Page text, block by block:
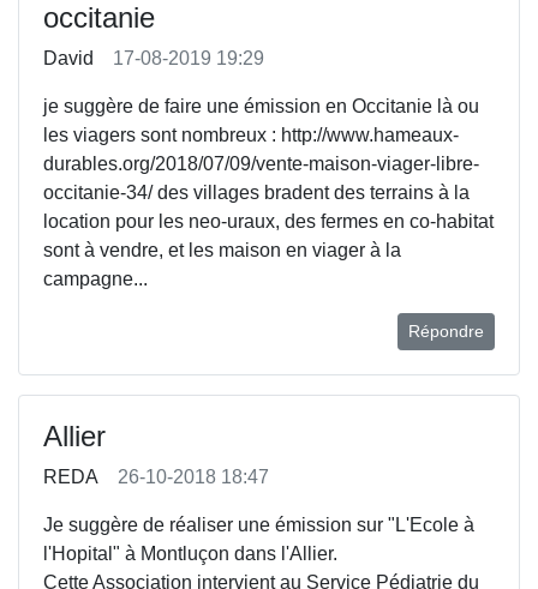
occitanie
David 17-08-2019 19:29
je suggère de faire une émission en Occitanie là ou
les viagers sont nombreux : http://www.hameaux-
durables.org/2018/07/09/vente-maison-viager-libre-
occitanie-34/ des villages bradent des terrains à la
location pour les neo-uraux, des fermes en co-habitat
sont à vendre, et les maison en viager à la
campagne...
Répondre
Allier
REDA 26-10-2018 18:47
Je suggère de réaliser une émission sur "L'Ecole à
l'Hopital" à Montluçon dans l'Allier.
Cette Association intervient au Service Pédiatrie du